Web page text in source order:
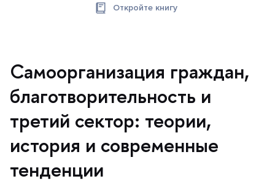
Откройте книгу
Самоорганизация граждан,
лаготворительность и
третий сектор: теории,
история и современные
тенденции